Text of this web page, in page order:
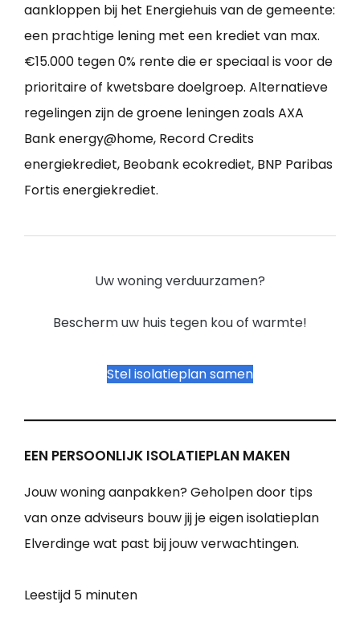
aankloppen bij het Energiehuis van de gemeente:
een prachtige lening met een krediet van max.
€15.000 tegen 0% rente die er speciaal is voor de
prioritaire of kwetsbare doelgroep. Alternatieve
regelingen zijn de groene leningen zoals AXA
Bank energy@home, Record Credits
energiekrediet, Beobank ecokrediet, BNP Paribas
Fortis energiekrediet.
Uw woning verduurzamen?
Bescherm uw huis tegen kou of warmte!
Stel isolatieplan samen
EEN PERSOONLIJK ISOLATIEPLAN MAKEN
Jouw woning aanpakken? Geholpen door tips
van onze adviseurs bouw jij je eigen isolatieplan
Elverdinge wat past bij jouw verwachtingen.
Leestijd 5 minuten